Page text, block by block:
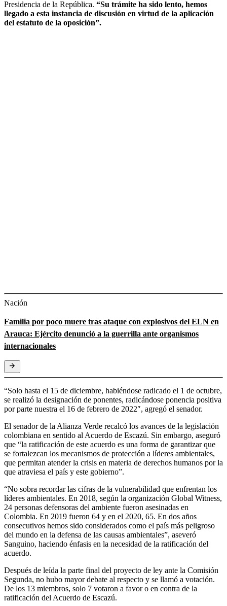
Presidencia de la República. “Su trámite ha sido lento, hemos
llegado a esta instancia de discusión en virtud de la aplicación
del estatuto de la oposición”.
Nación
Familia por poco muere tras ataque con explosivos del ELN en
Arauca: Ejército denunció a la guerrilla ante organismos
internacionales
“Solo hasta el 15 de diciembre, habiéndose radicado el 1 de octubre,
se realizó la designación de ponentes, radicándose ponencia positiva
por parte nuestra el 16 de febrero de 2022″, agregó el senador.
El senador de la Alianza Verde recalcó los avances de la legislación
colombiana en sentido al Acuerdo de Escazú. Sin embargo, aseguró
que “la ratificación de este acuerdo es una forma de garantizar que
se fortalezcan los mecanismos de protección a líderes ambientales,
que permitan atender la crisis en materia de derechos humanos por la
que atraviesa el país y este gobierno”.
“No sobra recordar las cifras de la vulnerabilidad que enfrentan los
líderes ambientales. En 2018, según la organización Global Witness,
24 personas defensoras del ambiente fueron asesinadas en
Colombia. En 2019 fueron 64 y en el 2020, 65. En dos años
consecutivos hemos sido considerados como el país más peligroso
del mundo en la defensa de las causas ambientales”, aseveró
Sanguino, haciendo énfasis en la necesidad de la ratificación del
acuerdo.
Después de leída la parte final del proyecto de ley ante la Comisión
Segunda, no hubo mayor debate al respecto y se llamó a votación.
De los 13 miembros, solo 7 votaron a favor o en contra de la
ratificación del Acuerdo de Escazú.